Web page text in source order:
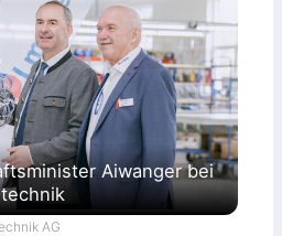
Aiwanger bei
AG